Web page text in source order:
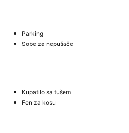
Parking
Sobe za nepušače
Kupatilo sa tušem
Fen za kosu